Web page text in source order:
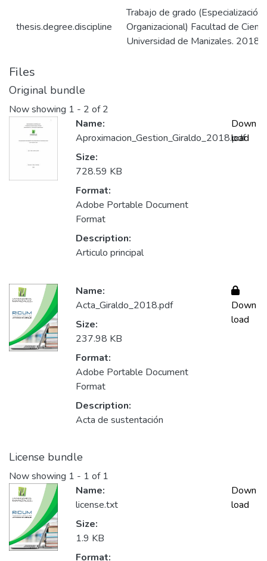
thesis.degree.discipline
Trabajo de grado (Especialización
Organizacional) Facultad de
Universidad de Manizales. 2018
Files
Original bundle
Now showing 1 - 2 of 2
Name:
Aproximacion_Gestion_Giraldo_2018.pdf
Size:
728.59 KB
Format:
Adobe Portable Document
Format
Description:
Articulo principal
Down
load
Name:
Acta_Giraldo_2018.pdf
Size:
237.98 KB
Format:
Adobe Portable Document
Format
Description:
Acta de sustentación
Down
load
License bundle
Now showing 1 - 1 of 1
Name:
license.txt
Size:
1.9 KB
Format:
Down
load